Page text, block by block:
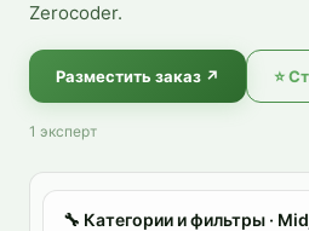
Zerocoder.
Разместить заказ ↗ ⭐
1 эксперт
🔧 Категории и фильтры ·